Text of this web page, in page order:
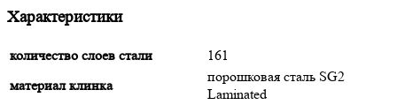
Характеристики
количество слоев стали
161
материал клинка
порошковая сталь SG2
Laminated